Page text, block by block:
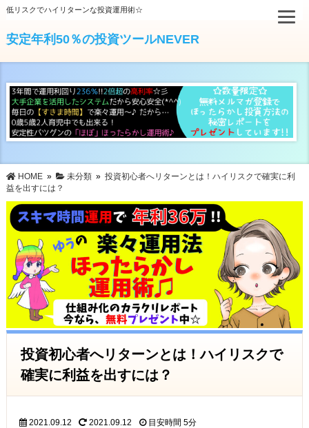
低リスクでハイリターンな投資運用術☆
安定年利50％の投資ツールNEVER
HOME» 未分類» 投資初心者へリターンとは！ハイリスクで確実に利
益を出すには？
投資初心者へリターンとは！ハイリスクで
確実に利益を出すには？
2021.09.12 2021.09.12 目安時間 5分